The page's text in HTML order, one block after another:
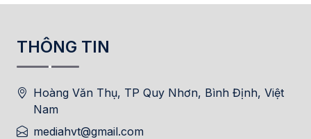
THÔNG TIN
Hoàng Văn Thụ, TP Quy Nhơn, Bình Định, Việt
Nam
mediahvt@gmail.com